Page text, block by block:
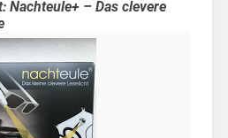
Nachteule+ – Das clevere